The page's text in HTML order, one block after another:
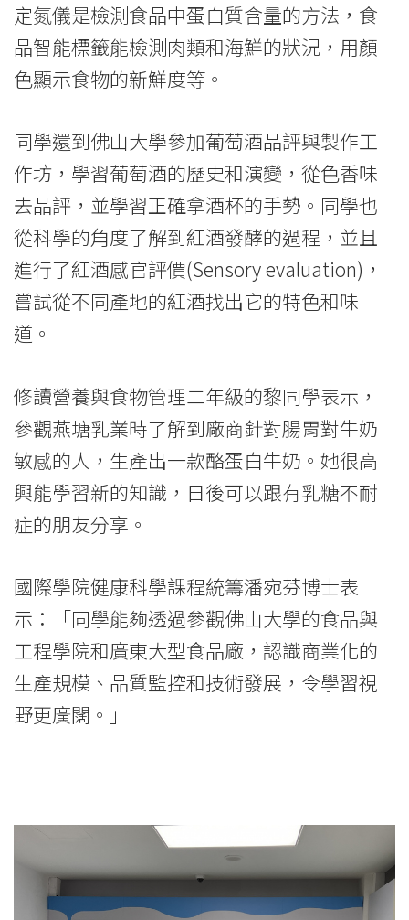
定氮儀是檢測食品中蛋白質含量的方法，食
品智能標籤能檢測肉類和海鮮的狀況，用顏
色顯示食物的新鮮度等。
同學還到佛山大學參加葡萄酒品評與製作工
作坊，學習葡萄酒的歷史和演變，從色香味
去品評，並學習正確拿酒杯的手勢。同學也
從科學的角度了解到紅酒發酵的過程，並且
進行了紅酒感官評價(Sensory evaluation)，
嘗試從不同產地的紅酒找出它的特色和味
道。
修讀營養與食物管理二年級的黎同學表示，
參觀燕塘乳業時了解到廠商針對腸胃對牛奶
敏感的人，生產出一款酪蛋白牛奶。她很高
興能學習新的知識，日後可以跟有乳糖不耐
症的朋友分享。
國際學院健康科學課程統籌潘宛芬博士表
示：「同學能夠透過參觀佛山大學的食品與
工程學院和廣東大型食品廠，認識商業化的
生產規模、品質監控和技術發展，令學習視
野更廣闊。」